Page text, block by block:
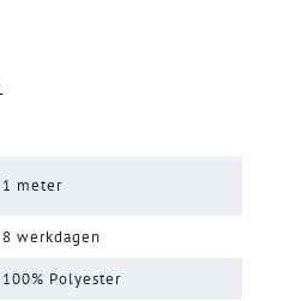
1 meter
8 werkdagen
100% Polyester